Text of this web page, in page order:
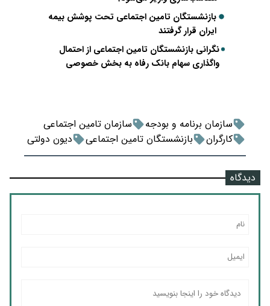
بازنشستگان تامین اجتماعی تحت پوشش بیمه
ایران قرار گرفتند
نگرانی بازنشستگان تامین اجتماعی از احتمال
واگذاری سهام بانک رفاه به بخش خصوصی
سازمان برنامه و بودجه
سازمان تامین اجتماعی
کارگران
بازنشستگان تامین اجتماعی دیون دولتی
دیدگاه